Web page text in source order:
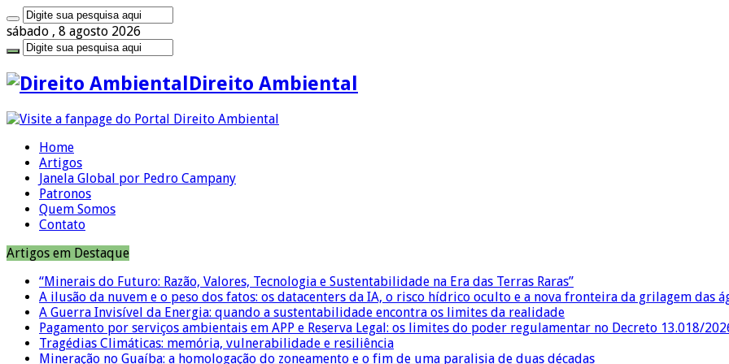
sábado , 8 agosto 2026
Direito Ambiental
Home
Artigos
Janela Global por Pedro Campany
Patronos
Quem Somos
Contato
Artigos em Destaque
“Minerais do Futuro: Razão, Valores, Tecnologia e Sustentabilidade na Era das Terras Raras”
A ilusão da nuvem e o peso dos fatos: os datacenters da IA, o risco hídrico oculto e a nova fronteira da grilagem das
A Guerra Invisível da Energia: quando a sustentabilidade encontra os limites da realidade
Pagamento por serviços ambientais em APP e Reserva Legal: os limites do poder regulamentar no Decreto 13.018/
Tragédias Climáticas: memória, vulnerabilidade e resiliência
Mineração no Guaíba: a homologação do zoneamento e o fim de uma paralisia de duas décadas